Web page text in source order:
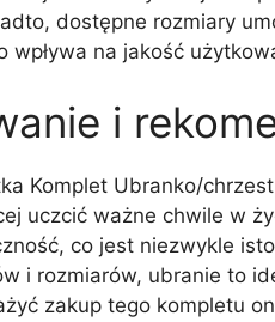
dostępne rozmiary
wpływa na jakość
i
Komplet Ubranko/
uczcić ważne chwile w
co jest niezwykle
i rozmiarów, ubranie to
zakup tego kompletu